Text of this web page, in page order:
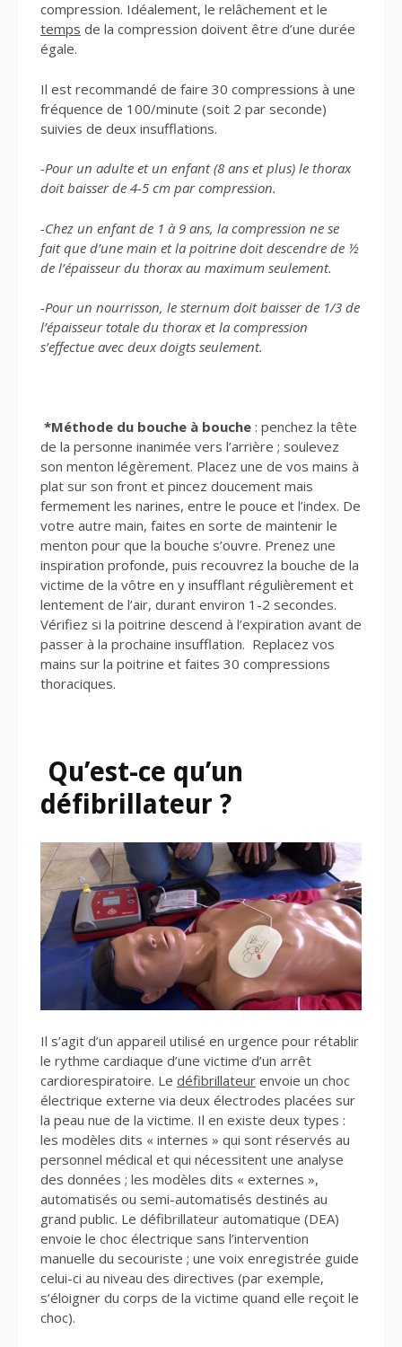
compression. Idéalement, le relâchement et le
temps de la compression doivent être d’une durée
égale.
Il est recommandé de faire 30 compressions à une
fréquence de 100/minute (soit 2 par seconde)
suivies de deux insufflations.
-Pour un adulte et un enfant (8 ans et plus) le thorax
doit baisser de 4-5 cm par compression.
-Chez un enfant de 1 à 9 ans, la compression ne se
fait que d’une main et la poitrine doit descendre de ½
de l’épaisseur du thorax au maximum seulement.
-Pour un nourrisson, le sternum doit baisser de 1/3 de
l’épaisseur totale du thorax et la compression
s’effectue avec deux doigts seulement.
*Méthode du bouche à bouche : penchez la tête
de la personne inanimée vers l’arrière ; soulevez
son menton légèrement. Placez une de vos mains à
plat sur son front et pincez doucement mais
fermement les narines, entre le pouce et l’index. De
votre autre main, faites en sorte de maintenir le
menton pour que la bouche s’ouvre. Prenez une
inspiration profonde, puis recouvrez la bouche de la
victime de la vôtre en y insufflant régulièrement et
lentement de l’air, durant environ 1-2 secondes.
Vérifiez si la poitrine descend à l’expiration avant de
passer à la prochaine insufflation. Replacez vos
mains sur la poitrine et faites 30 compressions
thoraciques.
Qu’est-ce qu’un
défibrillateur ?
Il s’agit d’un appareil utilisé en urgence pour rétablir
le rythme cardiaque d’une victime d’un arrêt
cardiorespiratoire. Le défibrillateur envoie un choc
électrique externe via deux électrodes placées sur
la peau nue de la victime. Il en existe deux types :
les modèles dits « internes » qui sont réservés au
personnel médical et qui nécessitent une analyse
des données ; les modèles dits « externes »,
automatisés ou semi-automatisés destinés au
grand public. Le défibrillateur automatique (DEA)
envoie le choc électrique sans l’intervention
manuelle du secouriste ; une voix enregistrée guide
celui-ci au niveau des directives (par exemple,
s’éloigner du corps de la victime quand elle reçoit le
choc).